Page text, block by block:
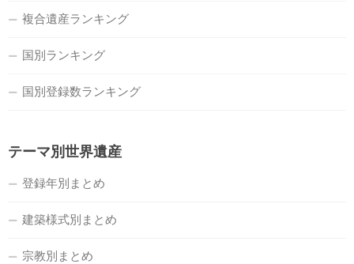
複合遺産ランキング
国別ランキング
国別登録数ランキング
テーマ別世界遺産
登録年別まとめ
建築様式別まとめ
宗教別まとめ